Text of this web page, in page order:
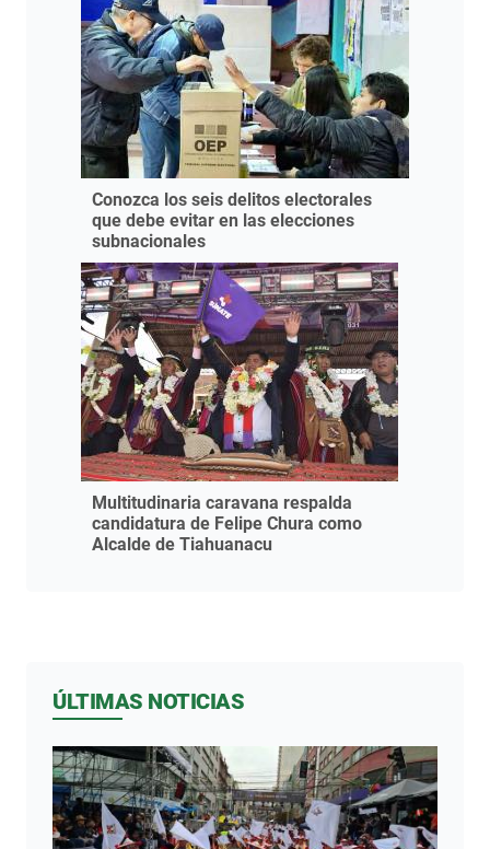
Conozca los seis delitos electorales
que debe evitar en las elecciones
subnacionales
Multitudinaria caravana respalda
candidatura de Felipe Chura como
Alcalde de Tiahuanacu
ÚLTIMAS NOTICIAS